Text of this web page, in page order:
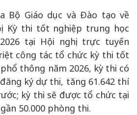
Bộ Giáo dục và Đào tạo về
Kỳ thi tốt nghiệp trung học
tại Hội nghị trực tuyến
công tác tổ chức kỳ thi tốt
thông năm 2026, kỳ thi có
ký dự thi, tăng 61.642 thí
kỳ thi sẽ được tổ chức tại
50.000 phòng thi.